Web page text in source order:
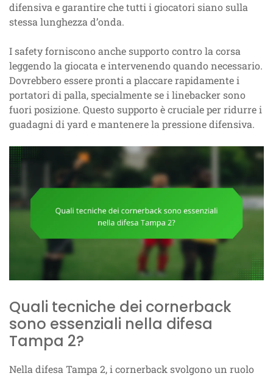
difensiva e garantire che tutti i giocatori siano sulla
stessa lunghezza d’onda.
I safety forniscono anche supporto contro la corsa
leggendo la giocata e intervenendo quando necessario.
Dovrebbero essere pronti a placcare rapidamente i
portatori di palla, specialmente se i linebacker sono
fuori posizione. Questo supporto è cruciale per ridurre i
guadagni di yard e mantenere la pressione difensiva.
Quali tecniche dei cornerback
sono essenziali nella difesa
Tampa 2?
Nella difesa Tampa 2, i cornerback svolgono un ruolo